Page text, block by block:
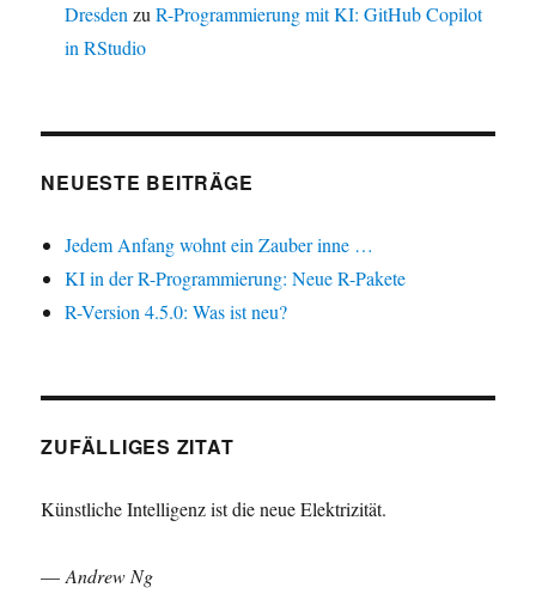
Dresden zuR-Programmierung mit KI: GitHub Copilot
in RStudio
NEUESTE BEITRÄGE
Jedem Anfang wohnt ein Zauber inne …
KI in der R-Programmierung: Neue R-Pakete
R-Version 4.5.0: Was ist neu?
ZUFÄLLIGES ZITAT
Künstliche Intelligenz ist die neue Elektrizität.
—Andrew Ng